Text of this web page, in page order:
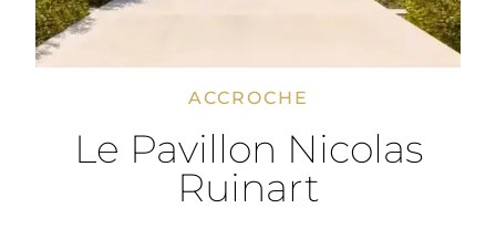
ACCROCHE
Le Pavillon Nicolas
Ruinart